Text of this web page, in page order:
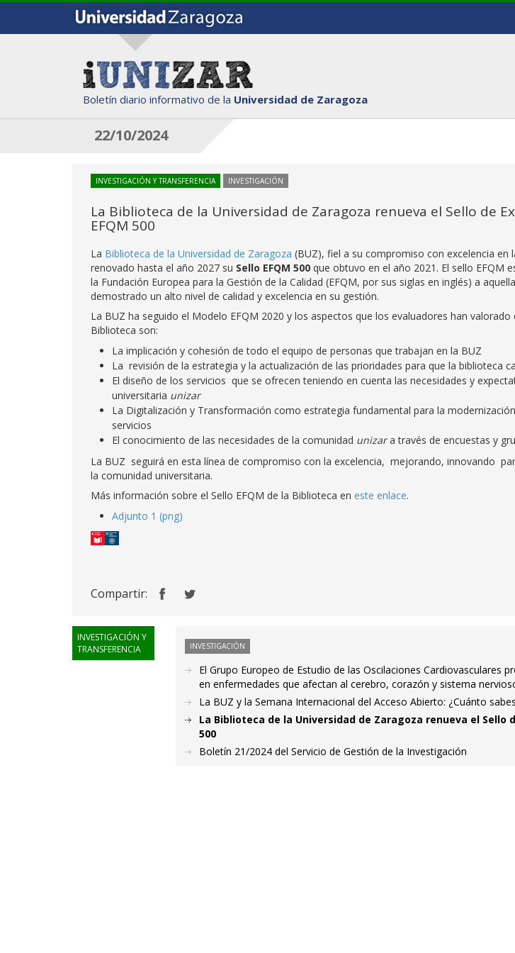
Boletín diario informativo de la Universidad de Zaragoza
22/10/2024
INVESTIGACIÓN Y TRANSFERENCIA INVESTIGACIÓN
La Biblioteca de la Universidad de Zaragoza renueva el Sello de
EFQM 500
La Biblioteca de la Universidad de Zaragoza (BUZ), fiel a su compromiso con excelencia en
renovado hasta el año 2027 su Sello EFQM 500 que obtuvo en el año 2021. El sello EFQM
la Fundación Europea para la Gestión de la Calidad (EFQM, por sus siglas en inglés) a
demostrado un alto nivel de calidad y excelencia en su gestión.
La BUZ ha seguido el Modelo EFQM 2020 y los aspectos que los evaluadores han valorado
Biblioteca son:
La implicación y cohesión de todo el equipo de personas que trabajan en la BUZ
La revisión de la estrategia y la actualización de las prioridades para que la biblioteca
El diseño de los servicios que se ofrecen teniendo en cuenta las necesidades y
universitaria unizar
La Digitalización y Transformación como estrategia fundamental para la
servicios
El conocimiento de las necesidades de la comunidad unizara través de encuestas y
La BUZ seguirá en esta línea de compromiso con la excelencia, mejorando, innovando
la comunidad universitaria.
Más información sobre el Sello EFQM de la Biblioteca en este enlace.
Adjunto 1 (png)
Compartir:
INVESTIGACIÓN Y
TRANSFERENCIA
INVESTIGACIÓN
El Grupo Europeo de Estudio de las Oscilaciones Cardiovasculares
en enfermedades que afectan al cerebro, corazón y sistema
La BUZ y la Semana Internacional del Acceso Abierto: ¿Cuánto
La Biblioteca de la Universidad de Zaragoza renueva el Sello
500
Boletín 21/2024 del Servicio de Gestión de la Investigación